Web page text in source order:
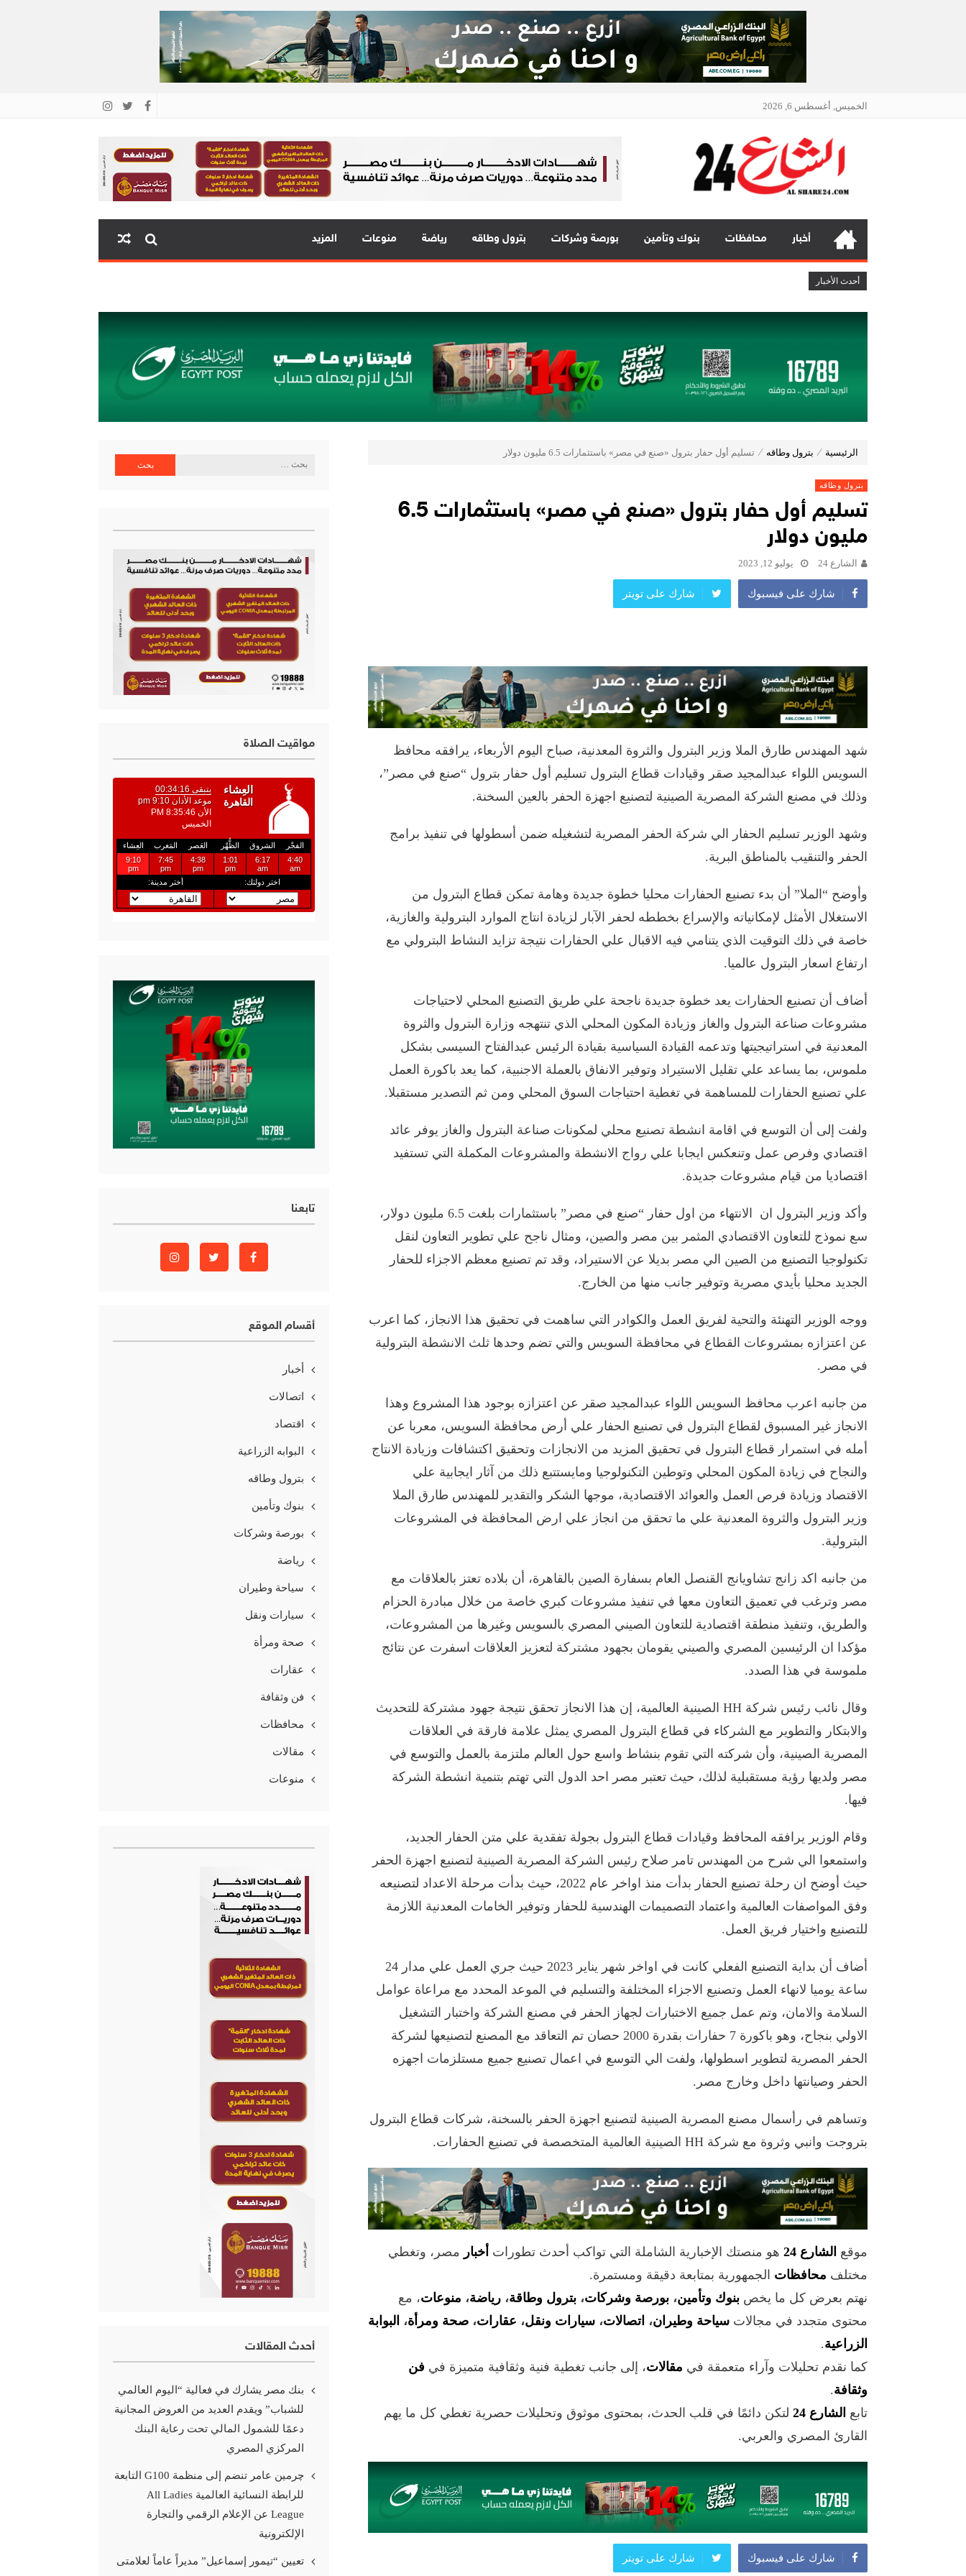
الخميس, أغسطس 6, 2026
الشارع 24
أنت دائمًا في قلب الحدث
أخبار محافظات بنوك وتأمين بورصة وشركات بترول وطاقه رياضة منوعات المزيد
أحدث الأخبار
تعيين “تيمور إسماعيل” مديراً عاماً لعلامتى ( BAIC & ZEEKR ) بمجموعة EIM للسيارات
إي اف چي فاينانس تستعرض خطط نمو «بلد» لتعزيز حضورها في سوق تحويلات المصريين بالخارج
مجموعة عز العرب السويدي للاستثمارات توقّع شراكة استراتيجية مع أومودا وجايكو باستثمار 5 مليار جنيه لدعم قطاع السيارات في مصر
أكبر بطارية في تاريخ سلسلة vivo Y تشعل المنافسة في مصر مع إطلاق vivo Y500، المزود ببطارية BlueVolt رائدة بسعة 8100 مللي أمبير
الرئيسية ⁄ بترول وطاقه ⁄ تسليم أول حفار بترول «صنع في مصر» باستثمارات 6.5 مليون دولار
بترول وطاقه
تسليم أول حفار بترول «صنع في مصر» باستثمارات 6.5
مليون دولار
الشارع 24 يوليو 12, 2023
شارك على فيسبوك شارك على تويتر
شهد المهندس طارق الملا وزير البترول والثروة المعدنية، صباح اليوم الأربعاء، يرافقه محافظ
السويس اللواء عبدالمجيد صقر وقيادات قطاع البترول تسليم أول حفار بترول “صنع في مصر”،
وذلك في مصنع الشركة المصرية الصينية لتصنيع اجهزة الحفر بالعين السخنة.
وشهد الوزير تسليم الحفار الي شركة الحفر المصرية لتشغيله ضمن أسطولها في تنفيذ برامج
الحفر والتنقيب بالمناطق البرية.
وأوضح “الملا” أن بدء تصنيع الحفارات محليا خطوة جديدة وهامة تمكن قطاع البترول من
الاستغلال الأمثل لإمكانياته والإسراع بخططه لحفر الآبار لزيادة انتاج الموارد البترولية والغازية،
خاصة في ذلك التوقيت الذي يتنامي فيه الاقبال علي الحفارات نتيجة تزايد النشاط البترولي مع
ارتفاع اسعار البترول عالميا.
أضاف أن تصنيع الحفارات يعد خطوة جديدة ناجحة علي طريق التصنيع المحلي لاحتياجات
مشروعات صناعة البترول والغاز وزيادة المكون المحلي الذي تنتهجه وزارة البترول والثروة
المعدنية في استراتيجيتها وتدعمه القيادة السياسية بقيادة الرئيس عبدالفتاح السيسى بشكل
ملموس، بما يساعد علي تقليل الاستيراد وتوفير الانفاق بالعملة الاجنبية، كما يعد باكورة العمل
علي تصنيع الحفارات للمساهمة في تغطية احتياجات السوق المحلي ومن ثم التصدير مستقبلا.
ولفت إلى أن التوسع في اقامة انشطة تصنيع محلي لمكونات صناعة البترول والغاز يوفر عائد
اقتصادي وفرص عمل وتنعكس ايجابا علي رواج الانشطة والمشروعات المكملة التي تستفيد
اقتصاديا من قيام مشروعات جديدة.
وأكد وزير البترول ان الانتهاء من اول حفار “صنع في مصر” باستثمارات بلغت 6.5 مليون دولار،
سع نموذج للتعاون الاقتصادي المثمر بين مصر والصين، ومثال ناجح علي تطوير التعاون لنقل
تكنولوجيا التصنيع من الصين الي مصر بديلا عن الاستيراد، وقد تم تصنيع معظم الاجزاء للحفار
الجديد محليا بأيدي مصرية وتوفير جانب منها من الخارج.
ووجه الوزير التهنئة والتحية لفريق العمل والكوادر التي ساهمت في تحقيق هذا الانجاز، كما اعرب
عن اعتزازه بمشروعات القطاع في محافظة السويس والتي تضم وحدها ثلث الانشطة البترولية
في مصر.
من جانبه اعرب محافظ السويس اللواء عبدالمجيد صقر عن اعتزازه بوجود هذا المشروع وهذا
الانجاز غير المسبوق لقطاع البترول في تصنيع الحفار علي أرض محافظة السويس، معربا عن
أمله في استمرار قطاع البترول في تحقيق المزيد من الانجازات وتحقيق اكتشافات وزيادة الانتاج
والنجاح في زيادة المكون المحلي وتوطين التكنولوجيا ومايستتبع ذلك من آثار ايجابية علي
الاقتصاد وزيادة فرص العمل والعوائد الاقتصادية، موجها الشكر والتقدير للمهندس طارق الملا
وزير البترول والثروة المعدنية علي ما تحقق من انجاز علي ارض المحافظة في المشروعات
البترولية.
من جانبه اكد زانج تشاويانج القنصل العام بسفارة الصين بالقاهرة، أن بلاده تعتز بالعلاقات مع
مصر وترغب في تعميق التعاون معها في تنفيذ مشروعات كبري خاصة من خلال مبادرة الحزام
والطريق، وتنفيذ منطقة اقتصادية للتعاون الصيني المصري بالسويس وغيرها من المشروعات،
مؤكدا ان الرئيسين المصري والصيني يقومان بجهود مشتركة لتعزيز العلاقات اسفرت عن نتائج
ملموسة في هذا الصدد.
وقال نائب رئيس شركة HH الصينية العالمية، إن هذا الانجاز تحقق نتيجة جهود مشتركة للتحديث
والابتكار والتطوير مع الشركاء في قطاع البترول المصري يمثل علامة فارقة في العلاقات
المصرية الصينية، وأن شركته التي تقوم بنشاط واسع حول العالم ملتزمة بالعمل والتوسع في
مصر ولديها رؤية مستقبلية لذلك، حيث تعتبر مصر احد الدول التي تهتم بتنمية انشطة الشركة
فيها.
وقام الوزير يرافقه المحافظ وقيادات قطاع البترول بجولة تفقدية علي متن الحفار الجديد،
واستمعوا الي شرح من المهندس تامر صلاح رئيس الشركة المصرية الصينية لتصنيع اجهزة الحفر
حيث أوضح ان رحلة تصنيع الحفار بدأت منذ اواخر عام 2022، حيث بدأت مرحلة الاعداد لتصنيعه
وفق المواصفات العالمية واعتماد التصميمات الهندسية للحفار وتوفير الخامات المعدنية اللازمة
للتصنيع واختيار فريق العمل.
أضاف أن بداية التصنيع الفعلي كانت في اواخر شهر يناير 2023 حيث جري العمل علي مدار 24
ساعة يوميا لانهاء العمل وتصنيع الاجزاء المختلفة والتسليم في الموعد المحدد مع مراعاة عوامل
السلامة والامان، وتم عمل جميع الاختبارات لجهاز الحفر في مصنع الشركة واختبار التشغيل
الاولي بنجاح، وهو باكورة 7 حفارات بقدرة 2000 حصان تم التعاقد مع المصنع لتصنيعها لشركة
الحفر المصرية لتطوير اسطولها، ولفت الي التوسع في اعمال تصنيع جميع مستلزمات اجهزه
الحفر وصيانتها داخل وخارج مصر.
وتساهم في رأسمال مصنع المصرية الصينية لتصنيع اجهزة الحفر بالسخنة، شركات قطاع البترول
بتروجت وانبي وثروة مع شركة HH الصينية العالمية المتخصصة في تصنيع الحفارات.
موقع الشارع 24 هو منصتك الإخبارية الشاملة التي تواكب أحدث تطورات أخبار مصر، وتغطي
مختلف محافظات الجمهورية بمتابعة دقيقة ومستمرة.
نهتم بعرض كل ما يخص بنوك وتأمين، بورصة وشركات، بترول وطاقة، رياضة، منوعات، مع
محتوى متجدد في مجالات سياحة وطيران، اتصالات، سيارات ونقل، عقارات، صحة ومرأة، البوابة
الزراعية.
كما نقدم تحليلات وآراء متعمقة في مقالات، إلى جانب تغطية فنية وثقافية متميزة في فن
وثقافة.
تابع الشارع 24
لتكن دائمًا في قلب الحدث، بمحتوى موثوق وتحليلات حصرية تغطي كل ما يهم
القارئ المصري والعربي.
شارك على فيسبوك شارك على تويتر
البحث
مواقيت الصلاة
تابعنا
أقسام الموقع
أخبار
اتصالات
اقتصاد
البوابه الزراعية
بترول وطاقه
بنوك وتأمين
بورصة وشركات
رياضة
سياحة وطيران
سيارات ونقل
صحة ومرأة
عقارات
فن وثقافة
محافظات
مقالات
منوعات
أحدث المقالات
بنك مصر يشارك في فعالية “اليوم العالمي
للشباب” ويقدم العديد من العروض المجانية
دعمًا للشمول المالي تحت رعاية البنك
المركزي المصري
چرمين عامر تنضم إلى منظمة G100 التابعة
للرابطة النسائية العالمية All Ladies
League عن الإعلام الرقمي والتجارة
الإلكترونية
تعيين “تيمور إسماعيل” مديراً عاماً لعلامتى